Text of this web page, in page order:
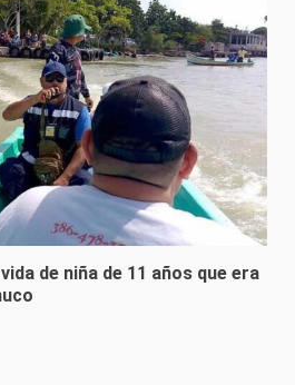
de niña de 11 años que era